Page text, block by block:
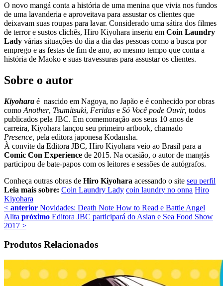
O novo mangá conta a história de uma menina que vivia nos fundos
de uma lavanderia e aproveitava para assustar os clientes que
deixavam suas roupas para lavar. Considerado uma sátira dos filmes
de terror e sustos clichês, Hiro Kiyohara inseriu em Coin Laundry
Lady várias situações do dia a dia das pessoas como a busca por
emprego e as festas de fim de ano, ao mesmo tempo que conta a
história de Maoko e suas travessuras para assustar os clientes.
Sobre o autor
Kiyohara é nascido em Nagoya, no Japão e é conhecido por obras
como Another, Tsumitsuki, Feridas e Só Você pode Ouvir, todos
publicados pela JBC. Em comemoração aos seus 10 anos de
carreira, Kiyohara lançou seu primeiro artbook, chamado
Presence, pela editora japonesa Kodansha.
À convite da Editora JBC, Hiro Kiyohara veio ao Brasil para a
Comic Con Experience de 2015. Na ocasião, o autor de mangás
participou de bate-papos com os leitores e sessões de autógrafos.
Conheça outras obras de Hiro Kiyohara acessando o site seu perfil
Leia mais sobre: Coin Laundry Lady coin laundry no onna Hiro
Kiyohara
< anterior Novidades: Death Note How to Read e Battle Angel
Alita próximo Editora JBC participará do Asian e Sea Food Show
2017 >
Produtos Relacionados